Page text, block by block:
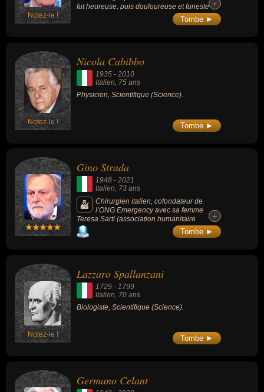
Notez-le !
fut heureuse, puis douloureuse et funeste »+
+
Tombe ►
Notez-le !
Nicola Cabibbo
1935 - 2010
Italien, 75 ans
Physicien, Scientifique (Science).
Tombe ►
Gino Strada
1948 - 2021
Italien, 73 ans
Chirurgien italien, cofondateur de
l’ONG Emergency avec sa femme
Teresa Sarti (association humanitaire
internationale qui vient en aide aux victimes
civiles de guerre).
+
+
Tombe ►
Notez-le !
Lazzaro Spallanzani
1729 - 1799
Italien, 70 ans
Biologiste, Scientifique (Science).
Tombe ►
Germano Celant